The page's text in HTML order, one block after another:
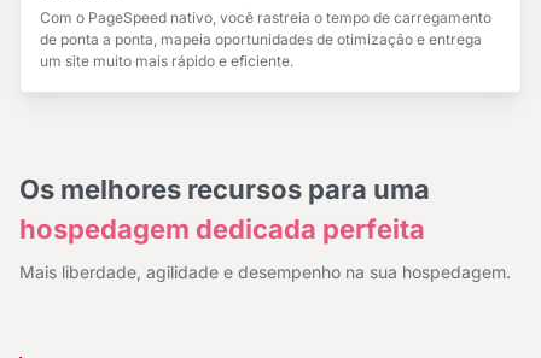
Com o PageSpeed nativo, você rastreia o tempo de carregamento
de ponta a ponta, mapeia oportunidades de otimização e entrega
um site muito mais rápido e eficiente.
Os melhores recursos para uma
hospedagem dedicada perfeita
Mais liberdade, agilidade e desempenho na sua hospedagem.